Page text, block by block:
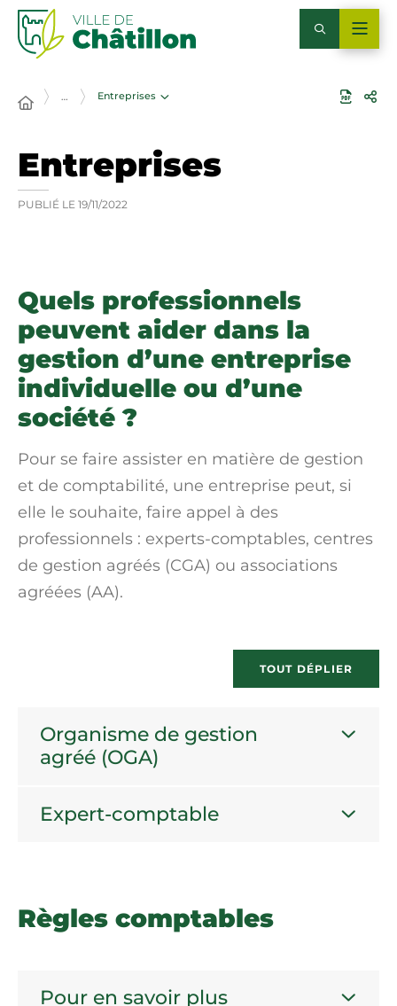
… Entreprises
Entreprises
PUBLIÉ LE 19/11/2022
Quels professionnels
peuvent aider dans la
gestion d’une entreprise
individuelle ou d’une
société ?
Pour se faire assister en matière de gestion
et de comptabilité, une entreprise peut, si
elle le souhaite, faire appel à des
professionnels : experts-comptables, centres
de gestion agréés (CGA) ou associations
agréées (AA).
TOUT DÉPLIER
Organisme de gestion
agréé (OGA)
Expert-comptable
Règles comptables
Pour en savoir plus